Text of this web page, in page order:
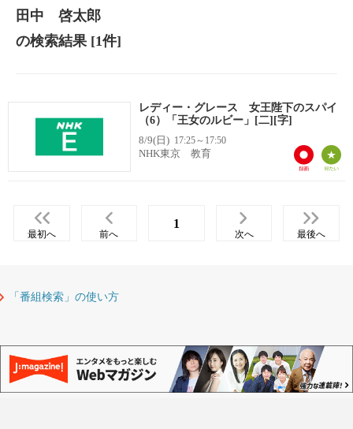
田中 啓太郎
の検索結果[1件]
レディー・グレース 女王陛下のスパイ
（6）「王女のルビー」[二][字]
8/9(日) 17:25～17:50
NHK東京 教育
最初へ 前へ
1
次へ 最後へ
「番組検索」の使い方